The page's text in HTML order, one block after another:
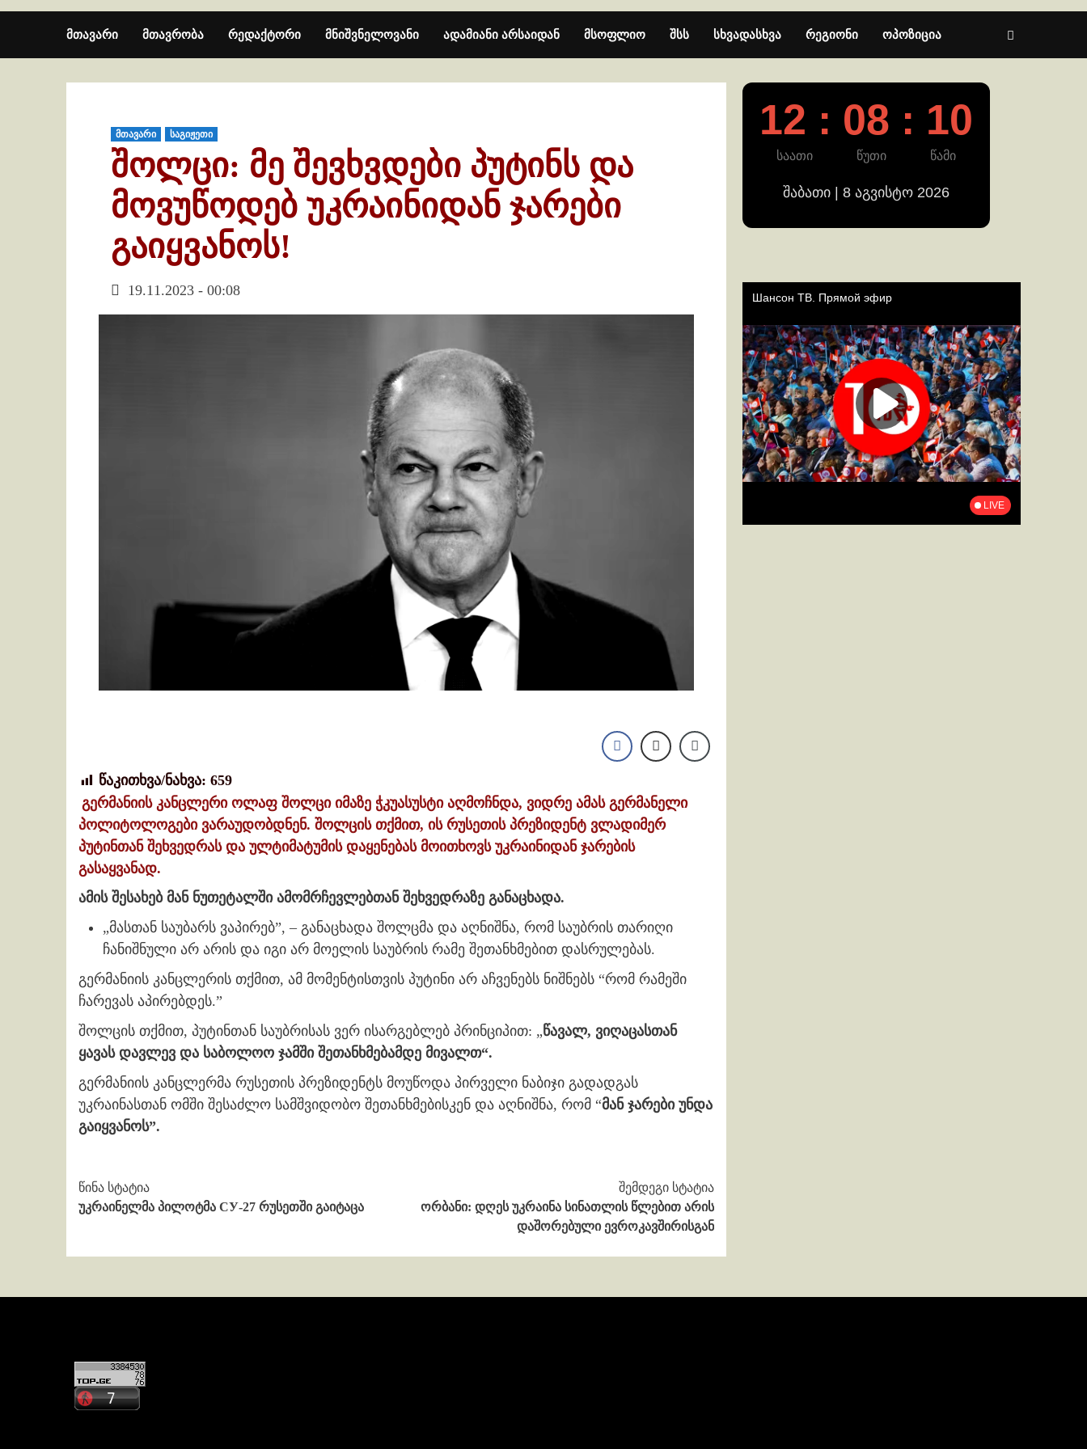
მთავარი მთავრობა რედაქტორი მნიშვნელოვანი ადამიანი არსაიდან მსოფლიო შსს სხვადასხვა რეგიონი ოპოზიცია
მთავარი საგიჟეთი
შოლცი: მე შევხვდები პუტინს და
მოვუწოდებ უკრაინიდან ჯარები
გაიყვანოს!
19.11.2023 - 00:08
წაკითხვა/ნახვა: 659
გერმანიის კანცლერი ოლაფ შოლცი იმაზე ჭკუასუსტი აღმოჩნდა, ვიდრე ამას გერმანელი
პოლიტოლოგები ვარაუდობდნენ. შოლცის თქმით, ის რუსეთის პრეზიდენტ ვლადიმერ
პუტინთან შეხვედრას და ულტიმატუმის დაყენებას მოითხოვს უკრაინიდან ჯარების
გასაყვანად.
ამის შესახებ მან ნუთეტალში ამომრჩევლებთან შეხვედრაზე განაცხადა.
„მასთან საუბარს ვაპირებ”, – განაცხადა შოლცმა და აღნიშნა, რომ საუბრის თარიღი
ჩანიშნული არ არის და იგი არ მოელის საუბრის რამე შეთანხმებით დასრულებას.
გერმანიის კანცლერის თქმით, ამ მომენტისთვის პუტინი არ აჩვენებს ნიშნებს “რომ რამეში
ჩარევას აპირებდეს.”
შოლცის თქმით, პუტინთან საუბრისას ვერ ისარგებლებ პრინციპით: „წავალ, ვიღაცასთან
ყავას დავლევ და საბოლოო ჯამში შეთანხმებამდე მივალთ“.
გერმანიის კანცლერმა რუსეთის პრეზიდენტს მოუწოდა პირველი ნაბიჯი გადადგას
უკრაინასთან ომში შესაძლო სამშვიდობო შეთანხმებისკენ და აღნიშნა, რომ “მან ჯარები უნდა
გაიყვანოს”.
Continue
Reading
წინა სტატია
უკრაინელმა პილოტმა СУ-27 რუსეთში გაიტაცა
შემდეგი სტატია
ორბანი: დღეს უკრაინა სინათლის წლებით არის
დაშორებული ევროკავშირისგან
12 : 08 : 10
საათი წუთი წამი
შაბათი | 8 აგვისტო 2026